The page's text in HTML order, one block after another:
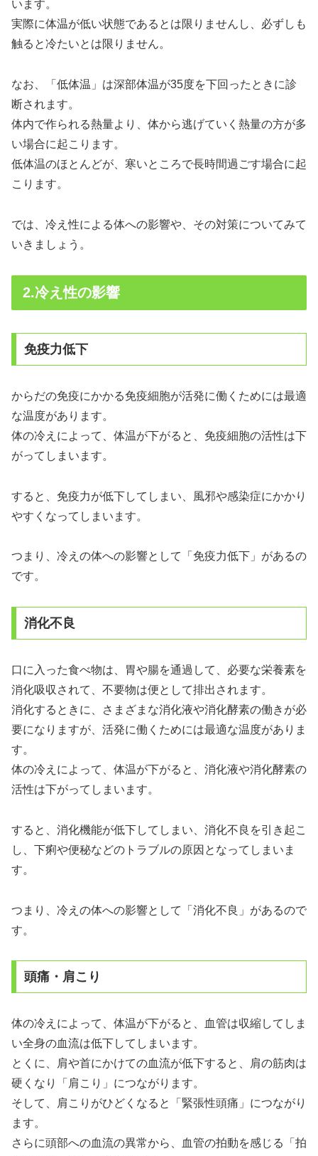
います。
実際に体温が低い状態であるとは限りませんし、必ずしも
触ると冷たいとは限りません。
なお、「低体温」は深部体温が35度を下回ったときに診
断されます。
体内で作られる熱量より、体から逃げていく熱量の方が多
い場合に起こります。
低体温のほとんどが、寒いところで長時間過ごす場合に起
こります。
では、冷え性による体への影響や、その対策についてみて
いきましょう。
2.冷え性の影響
免疫力低下
からだの免疫にかかる免疫細胞が活発に働くためには最適
な温度があります。
体の冷えによって、体温が下がると、免疫細胞の活性は下
がってしまいます。
すると、免疫力が低下してしまい、風邪や感染症にかかり
やすくなってしまいます。
つまり、冷えの体への影響として「免疫力低下」があるの
です。
消化不良
口に入った食べ物は、胃や腸を通過して、必要な栄養素を
消化吸収されて、不要物は便として排出されます。
消化するときに、さまざまな消化液や消化酵素の働きが必
要になりますが、活発に働くためには最適な温度がありま
す。
体の冷えによって、体温が下がると、消化液や消化酵素の
活性は下がってしまいます。
すると、消化機能が低下してしまい、消化不良を引き起こ
し、下痢や便秘などのトラブルの原因となってしまいま
す。
つまり、冷えの体への影響として「消化不良」があるので
す。
頭痛・肩こり
体の冷えによって、体温が下がると、血管は収縮してしま
い全身の血流は低下してしまいます。
とくに、肩や首にかけての血流が低下すると、肩の筋肉は
硬くなり「肩こり」につながります。
そして、肩こりがひどくなると「緊張性頭痛」につながり
ます。
さらに頭部への血流の異常から、血管の拍動を感じる「拍